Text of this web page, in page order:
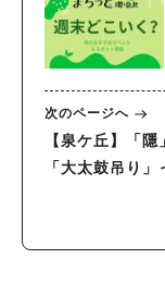
次のページへ
【泉ケ丘】「
「大太鼓吊り」